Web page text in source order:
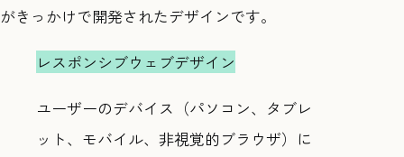
がきっかけで開発されたデザインです。
レスポンシブウェブデザイン
ユーザーのデバイス（パソコン、タブレ
ット、モバイル、非視覚的ブラウザ）に